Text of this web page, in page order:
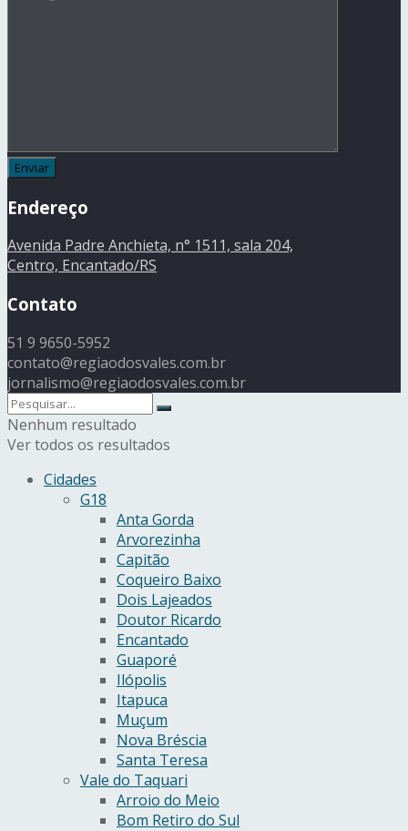
Endereço
Avenida Padre Anchieta, n° 1511, sala 204,
Centro, Encantado/RS
Contato
51 9 9650-5952
contato@regiaodosvales.com.br
jornalismo@regiaodosvales.com.br
Nenhum resultado
Ver todos os resultados
Cidades
G18
Anta Gorda
Arvorezinha
Capitão
Coqueiro Baixo
Dois Lajeados
Doutor Ricardo
Encantado
Guaporé
Ilópolis
Itapuca
Muçum
Nova Bréscia
Santa Teresa
Vale do Taquari
Arroio do Meio
Bom Retiro do Sul